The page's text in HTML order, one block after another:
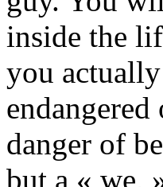
inside the
you
danger of
but a « we,